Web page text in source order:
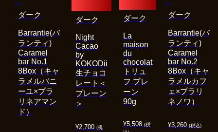
Barrantie(バ
ランティ)
Caramel
bar No.1
8Box（キャ
ラメルバニ
ーユ×プラ
リネアマン
ド）
ダーク
¥2,700 (税
Night
Cacao
by
KOKODii
生チョコ
レート＜
プレーン
＞
ダーク
¥5,508 (税
La
maison
du
chocolat
トリュ
フ プレ
ーン
90g
ダーク
¥3,260 (税込)
Barrantie(バ
ランティ)
Caramel
bar No.2
8Box（キャ
ラメルカフ
ェ×プラリ
ネノワ）
ダーク